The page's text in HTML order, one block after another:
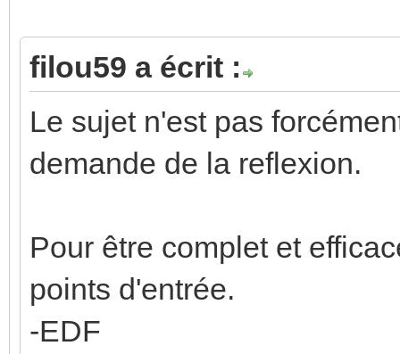
filou59 a écrit :
Le sujet n'est pas
demande de la reflexion.
Pour être complet et
points d'entrée.
-EDF